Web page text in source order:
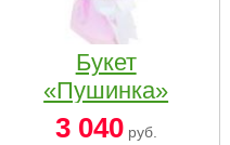
Букет
«Пушинка»
3 040руб.